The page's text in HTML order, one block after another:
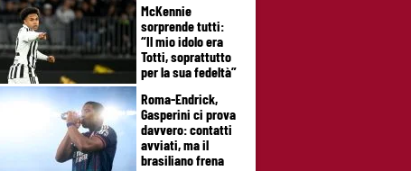
McKennie
sorprende tutti:
“Il mio idolo era
Totti, soprattutto
per la sua fedeltà”
Roma-Endrick,
Gasperini ci prova
davvero: contatti
avviati, ma il
brasiliano frena